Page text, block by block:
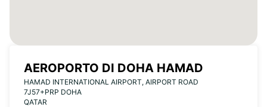
AEROPORTO DI DOHA HAMAD
HAMAD INTERNATIONAL AIRPORT, AIRPORT ROAD
7J57+PRP DOHA
QATAR